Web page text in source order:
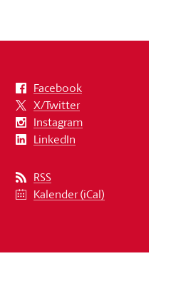
Facebook
X/Twitter
Instagram
LinkedIn
RSS
Kalender (iCal)